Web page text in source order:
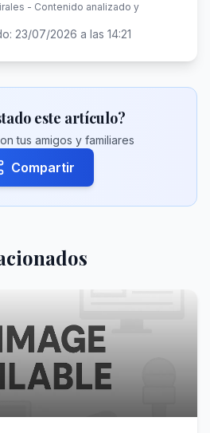
- Contenido analizado y
23/07/2026 a las 14:21
este artículo?
tus amigos y familiares
Compartir